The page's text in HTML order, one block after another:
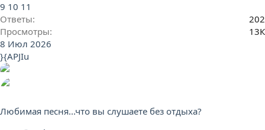
9 10 11
Ответы
202
Просмотры
13К
8 Июл 2026
}{APJIu
Любимая песня...что вы слушаете без отдыха?